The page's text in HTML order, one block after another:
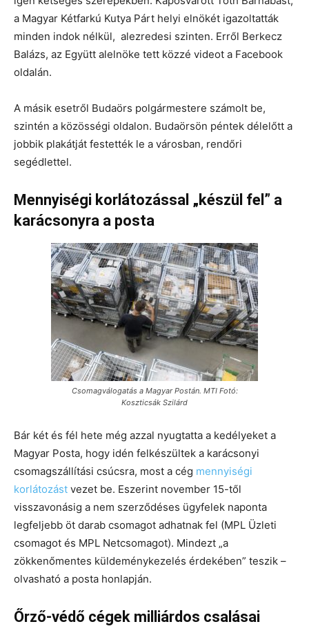
a Magyar Kétfarkú Kutya Párt helyi elnökét igazoltatták
minden indok nélkül, alezredesi szinten. Erről Berkecz
Balázs, az Együtt alelnöke tett közzé videot a Facebook
oldalán.
A másik esetről Budaörs polgármestere számolt be,
szintén a közösségi oldalon. Budaörsön péntek délelőtt a
jobbik plakátját festették le a városban, rendőri
segédlettel.
Mennyiségi korlátozással „készül fel” a
karácsonyra a posta
Csomagválogatás a Magyar Postán. MTI Fotó:
Koszticsák Szilárd
Bár két és fél hete még azzal nyugtatta a kedélyeket a
Magyar Posta, hogy idén felkészültek a karácsonyi
csomagszállítási csúcsra, most a cég mennyiségi
korlátozást vezet be. Eszerint november 15-től
visszavonásig a nem szerződéses ügyfelek naponta
legfeljebb öt darab csomagot adhatnak fel (MPL Üzleti
csomagot és MPL Netcsomagot). Mindezt „a
zökkenőmentes küldeménykezelés érdekében” teszik –
olvasható a posta honlapján.
Őrző-védő cégek milliárdos csalásai